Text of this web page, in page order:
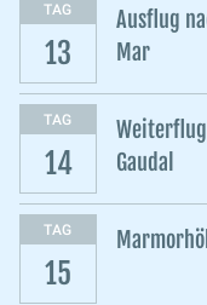
TAG
13
Ausflug
Mar
TAG
14
Gaudal
TAG
15